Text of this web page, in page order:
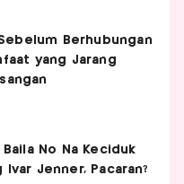
Berhubungan
yang Jarang
No Na Keciduk
Ivar Jenner, Pacaran?